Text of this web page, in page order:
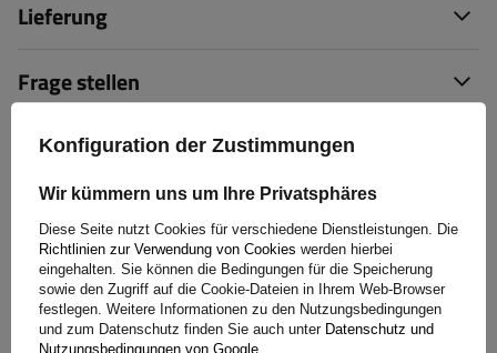
Lieferung
Frage stellen
Bewertungen (0)
Bewertung schreiben
Ihre Bewertung:
5/5
Konfiguration der Zustimmungen
Wir kümmern uns um Ihre Privatsphäres
Diese Seite nutzt Cookies für verschiedene Dienstleistungen. Die
Richtlinien zur Verwendung von Cookies werden hierbei
eingehalten. Sie können die Bedingungen für die Speicherung
sowie den Zugriff auf die Cookie-Dateien in Ihrem Web-Browser
festlegen. Weitere Informationen zu den Nutzungsbedingungen
und zum Datenschutz finden Sie auch unter Datenschutz und
Nutzungsbedingungen von Google